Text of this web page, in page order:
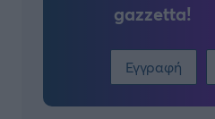
gazzetta!
Εγγραφή